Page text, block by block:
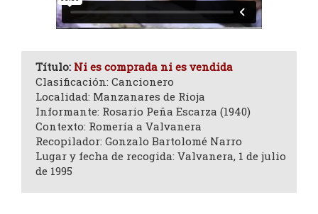
Título: Ni es comprada ni es vendida
Clasificación: Cancionero
Localidad: Manzanares de Rioja
Informante: Rosario Peña Escarza (1940)
Contexto: Romería a Valvanera
Recopilador: Gonzalo Bartolomé Narro
Lugar y fecha de recogida: Valvanera, 1 de julio
de 1995